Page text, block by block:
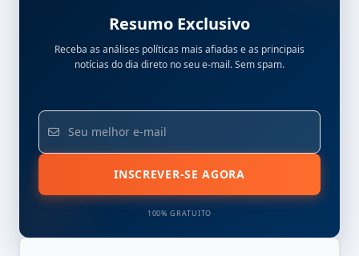
Resumo Exclusivo
Receba as análises políticas mais afiadas e as principais
notícias do dia direto no seu e-mail. Sem spam.
INSCREVER-SE AGORA
100% GRATUITO